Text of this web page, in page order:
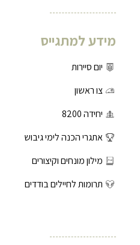
מידע למתגייס
יום סיירות
צו ראשון
יחידה 8200
אתגרי הכנה לימי גיבוש
מילון מונחים וקיצורים
תרומות לחיילים בודדים